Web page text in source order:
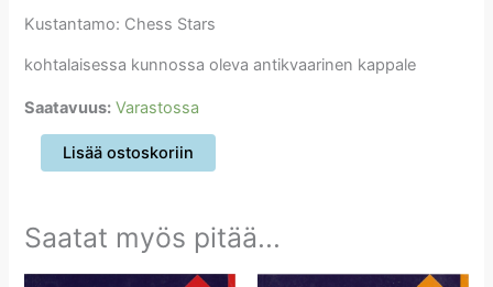
Kustantamo: Chess Stars
kohtalaisessa kunnossa oleva antikvaarinen kappale
Saatavuus: Varastossa
Mikhail
Tal
games
1982-
1992
Lisää ostoskoriin
Saatat myös pitää...